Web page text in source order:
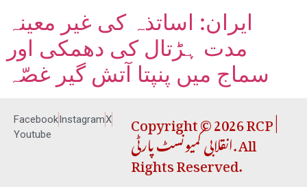
ایران: اساتذہ کی غیر معینہ
مدت ہڑتال کی دھمکی اور
سماج میں پنپتا آتش گیر غصّہ
FacebookInstagramX
Youtube
Copyright © 2026 RCP |
انقلابی کمیونسٹ پارٹی. All
Rights Reserved.